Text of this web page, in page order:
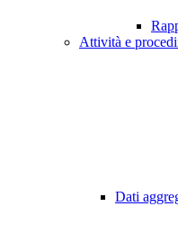
Attività e
Dati